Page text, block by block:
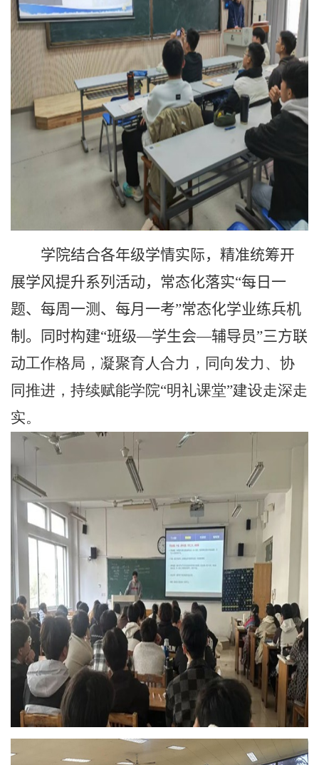
学院结合各年级学情实际，精准统筹开
展学风提升系列活动，常态化落实“每日一
题、每周一测、每月一考”常态化学业练兵机
制。同时构建“班级—学生会—辅导员”三方联
动工作格局，凝聚育人合力，同向发力、协
同推进，持续赋能学院“明礼课堂”建设走深走
实。